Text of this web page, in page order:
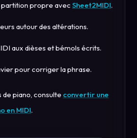
propre avec Sheet2MIDI.
autour des altérations.
aux dièses et bémols écrits.
pour corriger la phrase.
piano, consulte convertir une
en MIDI.